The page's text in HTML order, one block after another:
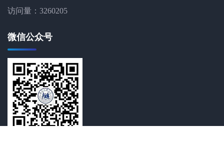
访问量： 3260205
微信公众号